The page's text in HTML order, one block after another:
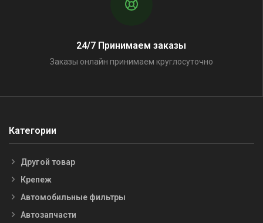
24/7 Принимаем заказы
Заказы онлайн принимаем круглосуточно
Категории
Другой товар
Крепеж
Автомобильные фильтры
Автозапчасти